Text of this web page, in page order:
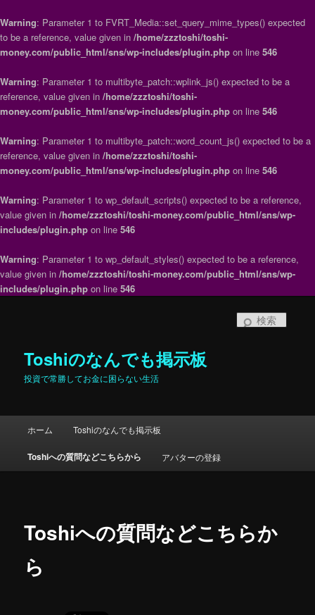
Warning: Parameter 1 to FVRT_Media::set_query_mime_types() expected
to be a reference, value given in /home/zzztoshi/toshi-
money.com/public_html/sns/wp-includes/plugin.php on line 546
Warning: Parameter 1 to multibyte_patch::wplink_js() expected to be a
reference, value given in /home/zzztoshi/toshi-
money.com/public_html/sns/wp-includes/plugin.php on line 546
Warning: Parameter 1 to multibyte_patch::word_count_js() expected to be a
reference, value given in /home/zzztoshi/toshi-
money.com/public_html/sns/wp-includes/plugin.php on line 546
Warning: Parameter 1 to wp_default_scripts() expected to be a reference,
value given in /home/zzztoshi/toshi-money.com/public_html/sns/wp-
includes/plugin.php on line 546
Warning: Parameter 1 to wp_default_styles() expected to be a reference,
value given in /home/zzztoshi/toshi-money.com/public_html/sns/wp-
includes/plugin.php on line 546
Toshiのなんでも掲示板
投資で常勝してお金に困らない生活
メインコンテンツへ移動
サブコンテンツへ移動
ホーム Toshiのなんでも掲示板
Toshiへの質問などこちらから アバターの登録
Toshiへの質問などこちらか
ら